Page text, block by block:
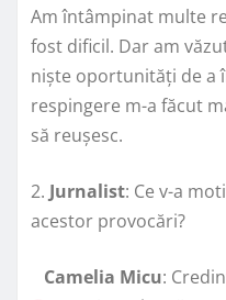
Am întâmpinat multe
fost dificil. Dar am
niște oportunități de a
respingere m-a făcut
să reușesc.
2. Jurnalist: Ce v-a
acestor provocări?
Camelia Micu: